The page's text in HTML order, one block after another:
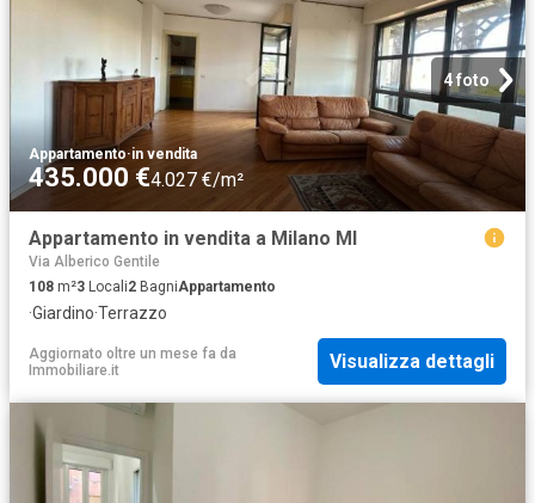
4 foto
Appartamento·in vendita
435.000 €4.027 €/m²
Appartamento in vendita a Milano MI
Via Alberico Gentile
108 m²3 Locali2 BagniAppartamento
·Giardino·Terrazzo
Aggiornato oltre un mese fa da
Immobiliare.it
Visualizza dettagli